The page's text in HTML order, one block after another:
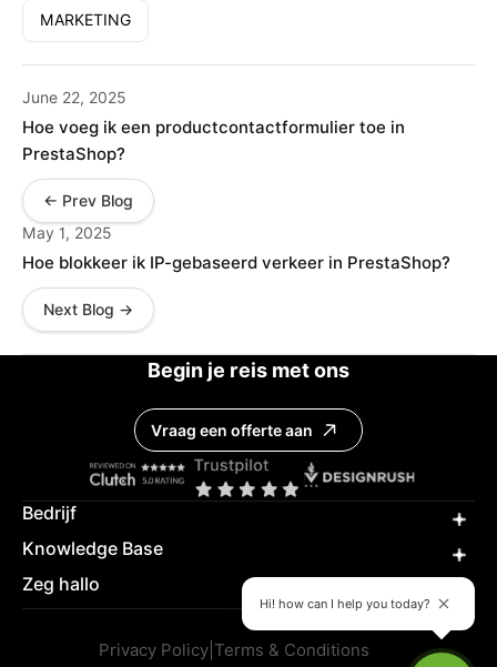
MARKETING
June 22, 2025
Hoe voeg ik een productcontactformulier toe in
PrestaShop?
← Prev Blog
May 1, 2025
Hoe blokkeer ik IP-gebaseerd verkeer in PrestaShop?
Next Blog →
Begin je reis met ons
Vraag een offerte aan
Bedrijf
Knowledge Base
Zeg hallo
Hi! how can I help you today?
Privacy Policy Terms & Conditions